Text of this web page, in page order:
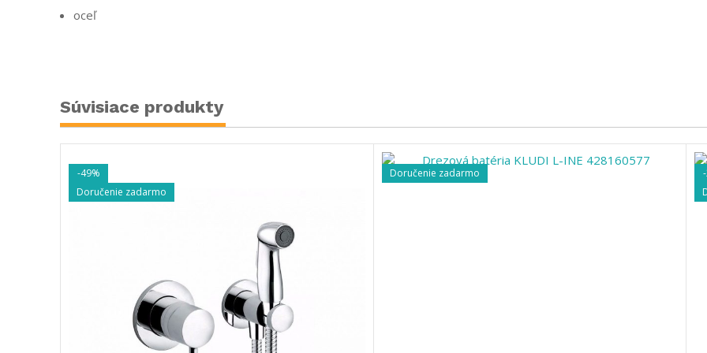
oceľ
Súvisiace produkty
-33%
Doručenie zadarmo
Doručenie zadarmo